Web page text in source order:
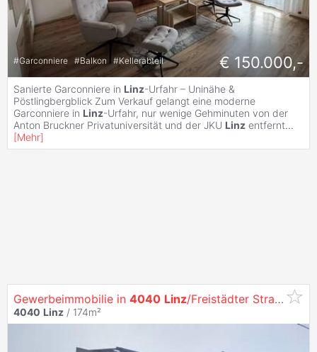
#Garconniere #Balkon #Kellerabteil € 150.000,-
Sanierte Garconniere in Linz-Urfahr – Uninähe &
Pöstlingbergblick Zum Verkauf gelangt eine moderne
Garconniere in Linz-Urfahr, nur wenige Gehminuten von der
Anton Bruckner Privatuniversität und der JKU Linz entfernt...
[Mehr]
Gewerbeimmobilie in 4040 Linz/Freistädter Straße
4040 Linz / 174m²